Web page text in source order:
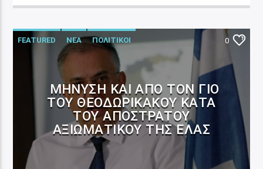
FEATURED ΝΕΑ ΠΟΛΙΤΙΚΟΙ 0
ΜΉΝΥΣΗ ΚΑΙ ΑΠΌ ΤΟΝ ΓΙΟ
ΤΟΥ ΘΕΟΔΩΡΙΚΆΚΟΥ ΚΑΤΆ
ΤΟΥ ΑΠΌΣΤΡΑΤΟΥ
ΑΞΙΩΜΑΤΙΚΟΎ ΤΗΣ ΕΛΑΣ